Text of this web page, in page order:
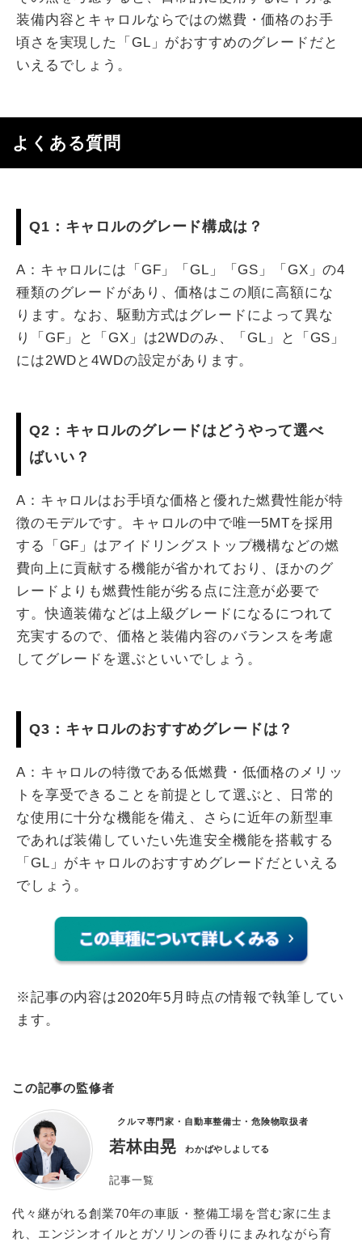
装備内容とキャロルならではの燃費・価格のお手
頃さを実現した「GL」がおすすめのグレードだと
いえるでしょう。
よくある質問
Q1：キャロルのグレード構成は？
A：キャロルには「GF」「GL」「GS」「GX」の4
種類のグレードがあり、価格はこの順に高額にな
ります。なお、駆動方式はグレードによって異な
り「GF」と「GX」は2WDのみ、「GL」と「GS」
には2WDと4WDの設定があります。
Q2：キャロルのグレードはどうやって選べ
ばいい？
A：キャロルはお手頃な価格と優れた燃費性能が特
徴のモデルです。キャロルの中で唯一5MTを採用
する「GF」はアイドリングストップ機構などの燃
費向上に貢献する機能が省かれており、ほかのグ
レードよりも燃費性能が劣る点に注意が必要で
す。快適装備などは上級グレードになるにつれて
充実するので、価格と装備内容のバランスを考慮
してグレードを選ぶといいでしょう。
Q3：キャロルのおすすめグレードは？
A：キャロルの特徴である低燃費・低価格のメリッ
トを享受できることを前提として選ぶと、日常的
な使用に十分な機能を備え、さらに近年の新型車
であれば装備していたい先進安全機能を搭載する
「GL」がキャロルのおすすめグレードだといえる
でしょう。
※記事の内容は2020年5月時点の情報で執筆してい
ます。
この記事の監修者
クルマ専門家・自動車整備士・危険物取扱者
若林由晃 わかばやしよしてる
記事一覧
代々継がれる創業70年の車販・整備工場を営む家に生ま
れ、エンジンオイルとガソリンの香りにまみれながら育